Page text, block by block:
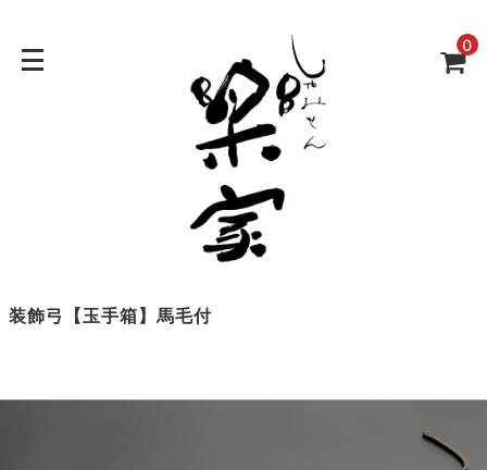
0
装飾弓【玉手箱】馬毛付